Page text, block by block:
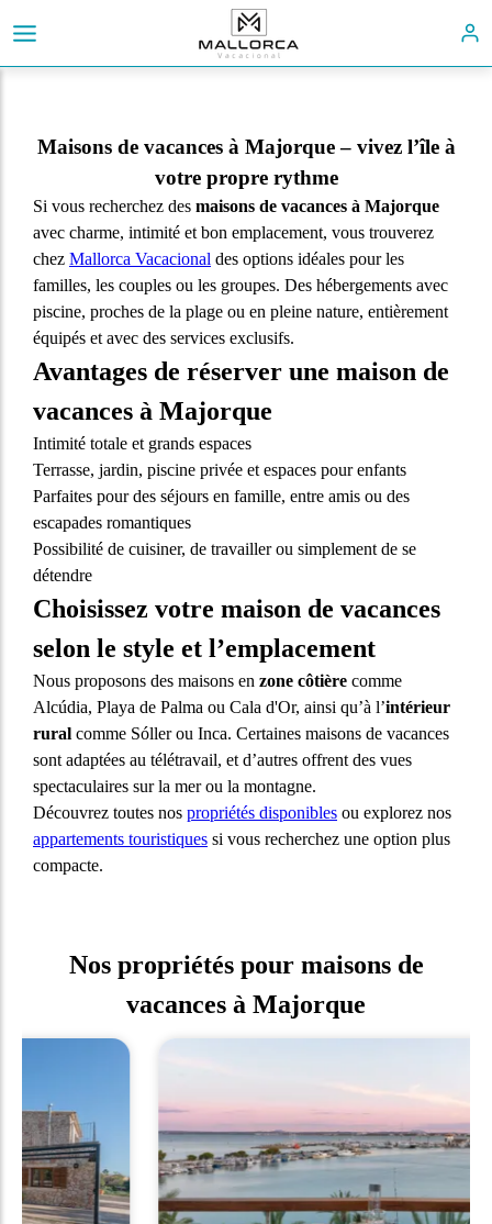
Maisons de vacances à Majorque – vivez l’île à
votre propre rythme
Si vous recherchez des maisons de vacances à Majorque
avec charme, intimité et bon emplacement, vous trouverez
chez Mallorca Vacacional des options idéales pour les
familles, les couples ou les groupes. Des hébergements avec
piscine, proches de la plage ou en pleine nature, entièrement
équipés et avec des services exclusifs.
Avantages de réserver une maison de
vacances à Majorque
Intimité totale et grands espaces
Terrasse, jardin, piscine privée et espaces pour enfants
Parfaites pour des séjours en famille, entre amis ou des
escapades romantiques
Possibilité de cuisiner, de travailler ou simplement de se
détendre
Choisissez votre maison de vacances
selon le style et l’emplacement
Nous proposons des maisons en zone côtière comme
Alcúdia, Playa de Palma ou Cala d'Or, ainsi qu’à l’intérieur
rural comme Sóller ou Inca. Certaines maisons de vacances
sont adaptées au télétravail, et d’autres offrent des vues
spectaculaires sur la mer ou la montagne.
Découvrez toutes nos propriétés disponibles ou explorez nos
appartements touristiques si vous recherchez une option plus
compacte.
Nos propriétés pour maisons de
vacances à Majorque